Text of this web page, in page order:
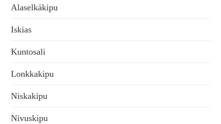
Alaselkäkipu
Iskias
Kuntosali
Lonkkakipu
Niskakipu
Nivuskipu